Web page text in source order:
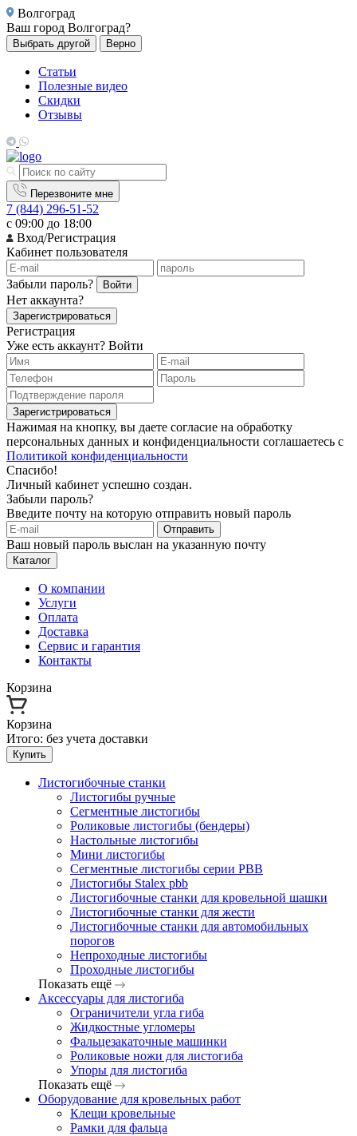
Волгоград
Ваш город Волгоград?
Выбрать другой Верно
Статьи
Полезные видео
Скидки
Отзывы
Перезвоните мне
7 (844) 296-51-52
с 09:00 до 18:00
Вход/Регистрация
Кабинет пользователя
Забыли пароль? Войти
Нет аккаунта?
Зарегистрироваться
Регистрация
Уже есть аккаунт? Войти
Зарегистрироваться
Нажимая на кнопку, вы даете согласие на обработку
персональных данных и конфиденциальности соглашаетесь с
Политикой конфиденциальности
Спасибо!
Личный кабинет успешно создан.
Забыли пароль?
Введите почту на которую отправить новый пароль
Отправить
Ваш новый пароль выслан на указанную почту
Каталог
О компании
Услуги
Оплата
Доставка
Сервис и гарантия
Контакты
Корзина
Корзина
Итого: без учета доставки
Купить
Листогибочные станки
Листогибы ручные
Сегментные листогибы
Роликовые листогибы (бендеры)
Настольные листогибы
Мини листогибы
Сегментные листогибы серии PBB
Листогибы Stalex pbb
Листогибочные станки для кровельной шашки
Листогибочные станки для жести
Листогибочные станки для автомобильных
порогов
Непроходные листогибы
Проходные листогибы
Показать ещё
Аксессуары для листогиба
Ограничители угла гиба
Жидкостные угломеры
Фальцезакаточные машинки
Роликовые ножи для листогиба
Упоры для листогиба
Показать ещё
Оборудование для кровельных работ
Клещи кровельные
Рамки для фальца